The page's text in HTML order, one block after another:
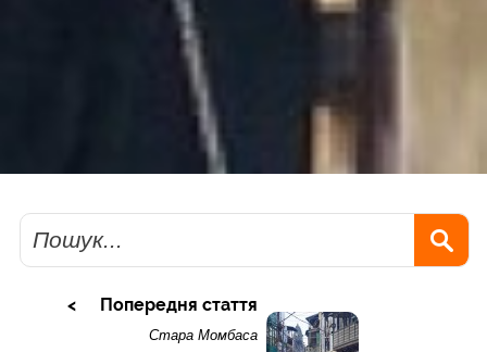
Пошук
Попередня стаття
Стара Момбаса